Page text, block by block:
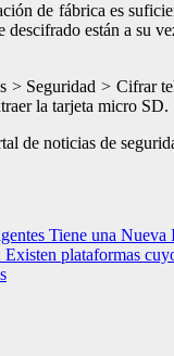
de fábrica es
están a su
Seguridad > Cifrar
la tarjeta micro SD.
de noticias de
Tiene una
plataformas